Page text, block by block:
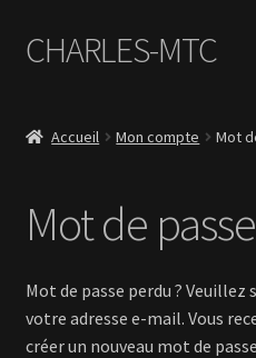
Aller
à
navigation
Aller
au
CHARLES-MTC
Le Book Portfolio
Contact
Accueil Mon compte Mot
Mot de
Mot de passe perdu ?
votre adresse e-mail. Vous
créer un nouveau mot de